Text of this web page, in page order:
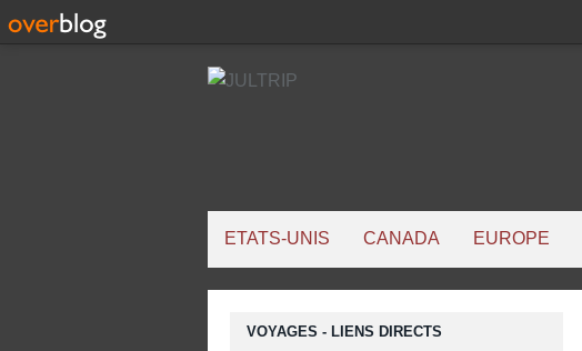
ETATS-UNIS CANADA EUROPE
VOYAGES - LIENS DIRECTS